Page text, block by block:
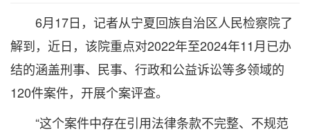
6月17日，记者从宁夏回族自治区人民检察院了
解到，近日，该院重点对2022年至2024年11月已办
结的涵盖刑事、民事、行政和公益诉讼等多领域的
120件案件，开展个案评查。
“这个案件中存在引用法律条款不完整、不规范